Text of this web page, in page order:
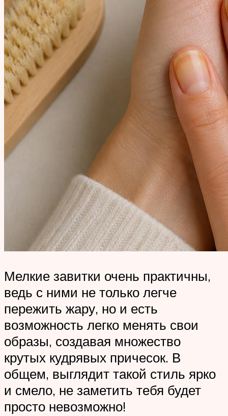
Мелкие завитки очень практичны,
ведь с ними не только легче
пережить жару, но и есть
возможность легко менять свои
образы, создавая множество
крутых кудрявых причесок. В
общем, выглядит такой стиль ярко
и смело, не заметить тебя будет
просто невозможно!